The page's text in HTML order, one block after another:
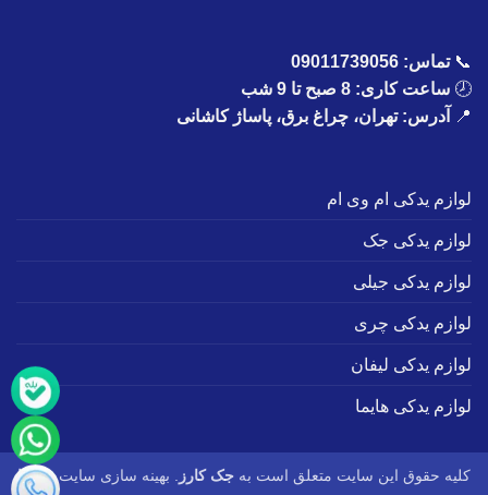
📞تماس: 09011739056
🕗 ساعت کاری: 8 صبح تا 9 شب
📍
آدرس: تهران، چراغ برق، پاساژ کاشانی
لوازم یدکی ام وی ام
لوازم یدکی جک
لوازم یدکی جیلی
لوازم یدکی چری
لوازم یدکی لیفان
لوازم یدکی هایما
کلیه حقوق این سایت متعلق است به جک کارز . بهینه سازی سایت :طاها